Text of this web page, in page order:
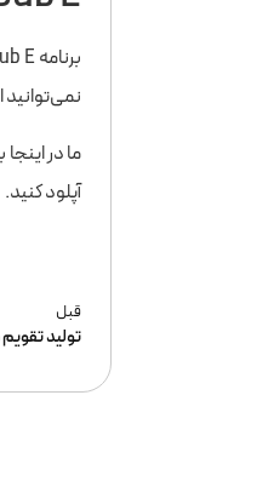
ما در
آپلود کنید.
قبل
تولید